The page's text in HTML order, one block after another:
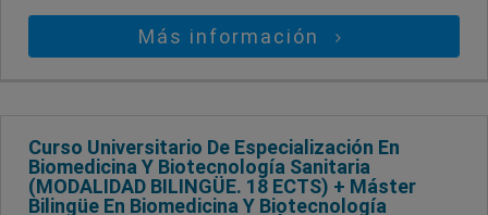
Más información
Curso Universitario De Especialización En
Biomedicina Y Biotecnología Sanitaria
(MODALIDAD BILINGÜE. 18 ECTS) + Máster
Bilingüe En Biomedicina Y Biotecnología